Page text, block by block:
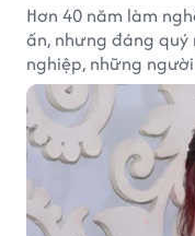
Hơn 40 năm làm
ấn, nhưng đáng
nghiệp, những
nghệ thuật.